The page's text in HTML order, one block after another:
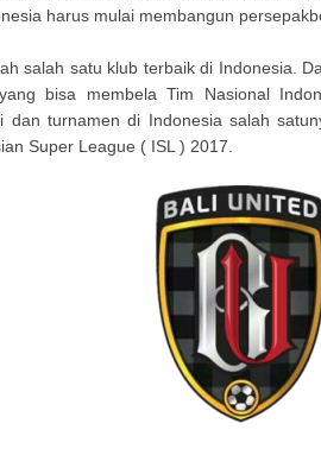
harus mulai membangun
salah satu klub terbaik di Indonesia.
bisa membela Tim Nasional
dan turnamen di Indonesia salah
Super League ( ISL ) 2017.